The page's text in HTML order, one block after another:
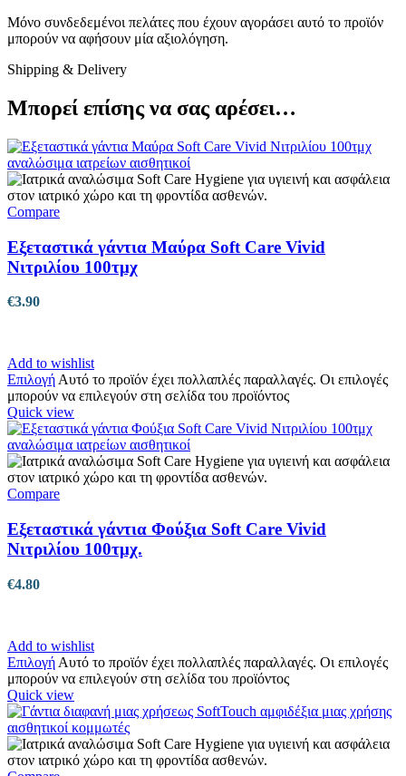
Μόνο συνδεδεμένοι πελάτες που έχουν αγοράσει αυτό το προϊόν
μπορούν να αφήσουν μία αξιολόγηση.
Shipping & Delivery
Μπορεί επίσης να σας αρέσει…
Compare
Εξεταστικά γάντια Μαύρα Soft Care Vivid
Νιτριλίου 100τμχ
€3.90
Add to wishlist
ΕπιλογήΑυτό το προϊόν έχει πολλαπλές παραλλαγές. Οι επιλογές
μπορούν να επιλεγούν στη σελίδα του προϊόντος
Quick view
Compare
Εξεταστικά γάντια Φούξια Soft Care Vivid
Νιτριλίου 100τμχ.
€4.80
Add to wishlist
Επιλογή Αυτό το προϊόν έχει πολλαπλές παραλλαγές. Οι επιλογές
μπορούν να επιλεγούν στη σελίδα του προϊόντος
Quick view